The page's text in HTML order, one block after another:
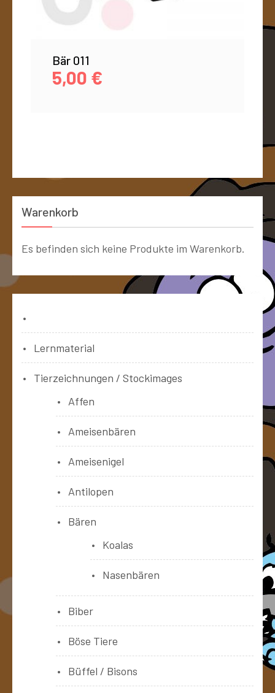
Bär 011
5,00 €
Warenkorb
Es befinden sich keine Produkte im Warenkorb.
Lernmaterial
Tierzeichnungen / Stockimages
Affen
Ameisenbären
Ameisenigel
Antilopen
Bären
Koalas
Nasenbären
Biber
Böse Tiere
Büffel / Bisons